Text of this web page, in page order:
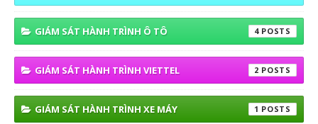
GIÁM SÁT HÀNH TRÌNH Ô TÔ 4
GIÁM SÁT HÀNH TRÌNH VIETTEL 2
GIÁM SÁT HÀNH TRÌNH XE MÁY 1